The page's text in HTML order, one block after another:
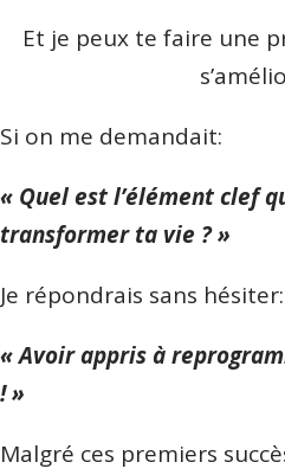
Et je peux te faire une
Si on me demandait:
« Quel est l’élément clef
transformer ta vie ? »
Je répondrais sans hésiter:
« Avoir appris à
! »
Malgré ces premiers